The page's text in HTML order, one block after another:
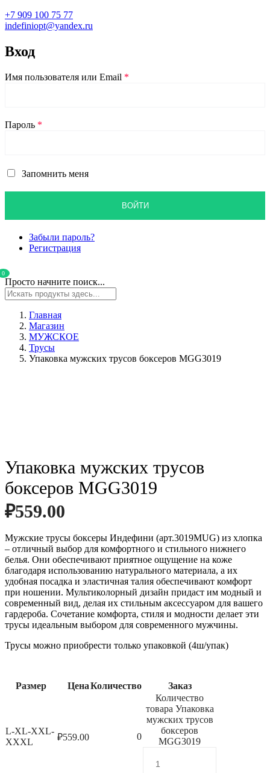
+7 909 100 75 77
indefiniopt@yandex.ru
Вход
Имя пользователя или Email *
Пароль *
Запомнить меня
Забыли пароль?
Регистрация
0
Просто начните поиск...
Главная
Магазин
МУЖСКОЕ
Трусы
Упаковка мужских трусов боксеров MGG3019
Упаковка мужских трусов
боксеров MGG3019
₽559.00
Мужские трусы боксеры Индефини (арт.3019MUG) из хлопка
– отличный выбор для комфортного и стильного нижнего
белья. Они обеспечивают приятное ощущение на коже
благодаря использованию натурального материала, а их
удобная посадка и эластичная талия обеспечивают комфорт
при ношении. Мультиколорный дизайн придаст им модный и
современный вид, делая их стильным аксессуаром для вашего
гардероба. Сочетание комфорта, стиля и модности делает эти
трусы идеальным выбором для современного мужчины.
Трусы можно приобрести только упаковкой (4ш/упак)
Размер ЦенаКоличество Заказ
L-XL-XXL-
XXXL
₽559.00 0
Количество
товара Упаковка
мужских трусов
боксеров
MGG3019